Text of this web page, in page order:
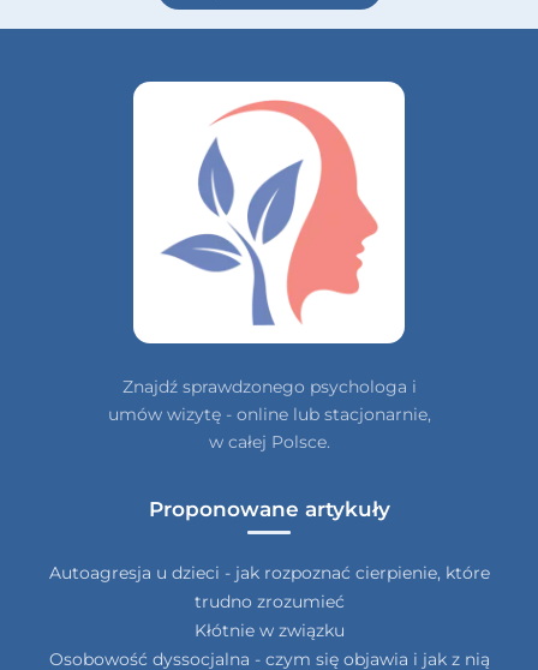
Znajdź sprawdzonego psychologa i
umów wizytę - online lub stacjonarnie,
w całej Polsce.
Proponowane artykuły
Autoagresja u dzieci - jak rozpoznać cierpienie, które
trudno zrozumieć
Kłótnie w związku
Osobowość dyssocjalna - czym się objawia i jak z nią